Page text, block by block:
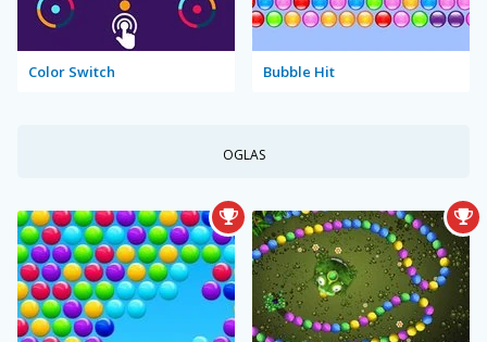
Color Switch Bubble Hit
OGLAS